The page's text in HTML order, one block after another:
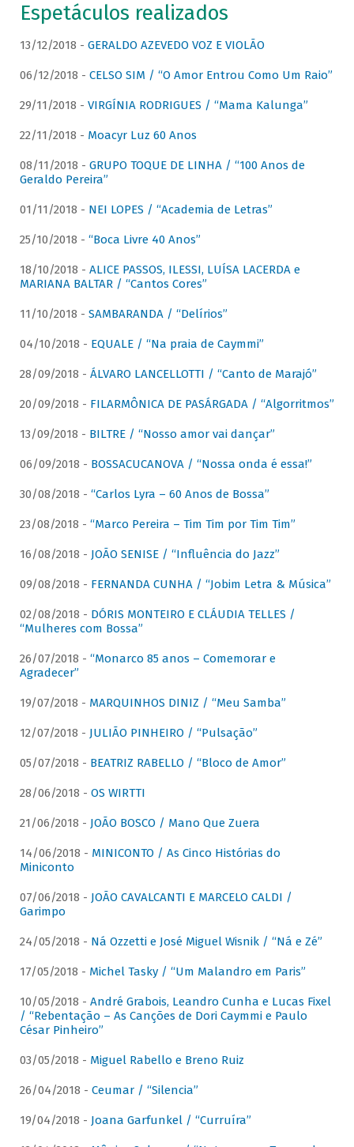
Espetáculos realizados
13/12/2018 - GERALDO AZEVEDO VOZ E VIOLÃO
06/12/2018 - CELSO SIM / “O Amor Entrou Como Um Raio”
29/11/2018 - VIRGÍNIA RODRIGUES / “Mama Kalunga”
22/11/2018 - Moacyr Luz 60 Anos
08/11/2018 - GRUPO TOQUE DE LINHA / “100 Anos de
Geraldo Pereira”
01/11/2018 - NEI LOPES / “Academia de Letras”
25/10/2018 - “Boca Livre 40 Anos”
18/10/2018 - ALICE PASSOS, ILESSI, LUÍSA LACERDA e
MARIANA BALTAR / “Cantos Cores”
11/10/2018 - SAMBARANDA / “Delírios”
04/10/2018 - EQUALE / “Na praia de Caymmi”
28/09/2018 - ÁLVARO LANCELLOTTI / “Canto de Marajó”
20/09/2018 - FILARMÔNICA DE PASÁRGADA / “Algorritmos”
13/09/2018 - BILTRE / “Nosso amor vai dançar”
06/09/2018 - BOSSACUCANOVA / “Nossa onda é essa!”
30/08/2018 - “Carlos Lyra – 60 Anos de Bossa”
23/08/2018 - “Marco Pereira – Tim Tim por Tim Tim”
16/08/2018 - JOÃO SENISE / “Influência do Jazz”
09/08/2018 - FERNANDA CUNHA / “Jobim Letra & Música”
02/08/2018 - DÓRIS MONTEIRO E CLÁUDIA TELLES /
“Mulheres com Bossa”
26/07/2018 - “Monarco 85 anos – Comemorar e
Agradecer”
19/07/2018 - MARQUINHOS DINIZ / “Meu Samba”
12/07/2018 - JULIÃO PINHEIRO / “Pulsação”
05/07/2018 - BEATRIZ RABELLO / “Bloco de Amor”
28/06/2018 - OS WIRTTI
21/06/2018 - JOÃO BOSCO / Mano Que Zuera
14/06/2018 - MINICONTO / As Cinco Histórias do
Miniconto
07/06/2018 - JOÃO CAVALCANTI E MARCELO CALDI /
Garimpo
24/05/2018 - Ná Ozzetti e José Miguel Wisnik / “Ná e Zé”
17/05/2018 - Michel Tasky / “Um Malandro em Paris”
10/05/2018 - André Grabois, Leandro Cunha e Lucas Fixel
/ “Rebentação – As Canções de Dori Caymmi e Paulo
César Pinheiro”
03/05/2018 - Miguel Rabello e Breno Ruiz
26/04/2018 - Ceumar / “Silencia”
19/04/2018 - Joana Garfunkel / “Curruíra”